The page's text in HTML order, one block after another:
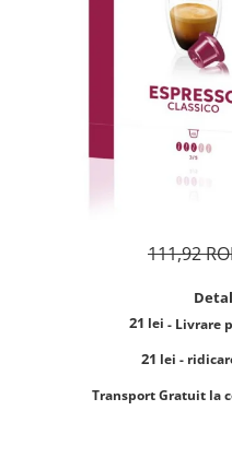
111,92
21 lei - Livrare
21 lei -
​​​​​​Transport Gratuit la